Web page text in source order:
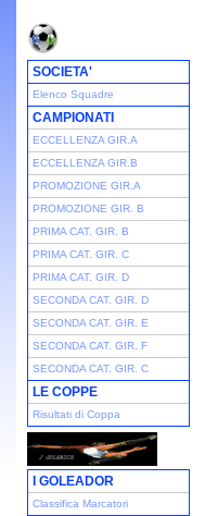
SOCIETA'
Elenco Squadre
CAMPIONATI
ECCELLENZA GIR.A
ECCELLENZA GIR.B
PROMOZIONE GIR.A
PROMOZIONE GIR. B
PRIMA CAT. GIR. B
PRIMA CAT. GIR. C
PRIMA CAT. GIR. D
SECONDA CAT. GIR. D
SECONDA CAT. GIR. E
SECONDA CAT. GIR. F
SECONDA CAT. GIR. C
LE COPPE
Risultati di Coppa
I GOLEADOR
Classifica Marcatori